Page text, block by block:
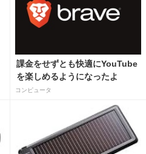
課金をせずとも快適にYouTube
を楽しめるようになったよ
コンピュータ